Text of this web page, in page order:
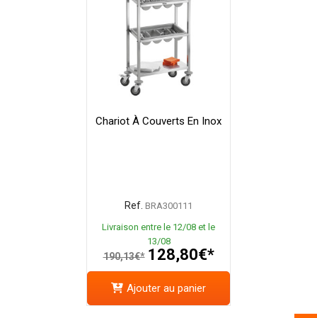
Chariot À Couverts En Inox
Ref. BRA300111
Livraison entre le 12/08 et le
13/08
190,13€* 128,80€*
Ajouter au panier